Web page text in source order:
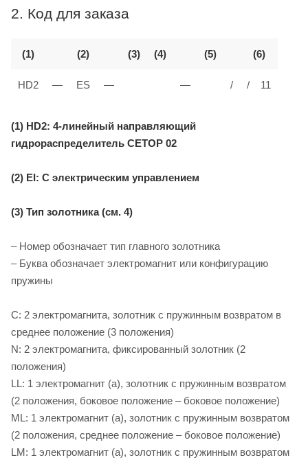
2. Код для заказа
(1) (2) (3) (4) (5) (6)
HD2 — ES — — / / 11
(1) HD2: 4-линейный направляющий
гидрораспределитель CETOP 02
(2) EI: С электрическим управлением
(3) Тип золотника (см. 4)
– Номер обозначает тип главного золотника
– Буква обозначает электромагнит или конфигурацию
пружины
C: 2 электромагнита, золотник с пружинным возвратом в
среднее положение (3 положения)
N: 2 электромагнита, фиксированный золотник (2
положения)
LL: 1 электромагнит (a), золотник с пружинным возвратом
(2 положения, боковое положение – боковое положение)
ML: 1 электромагнит (a), золотник с пружинным возвратом
(2 положения, среднее положение – боковое положение)
LM: 1 электромагнит (a), золотник с пружинным возвратом